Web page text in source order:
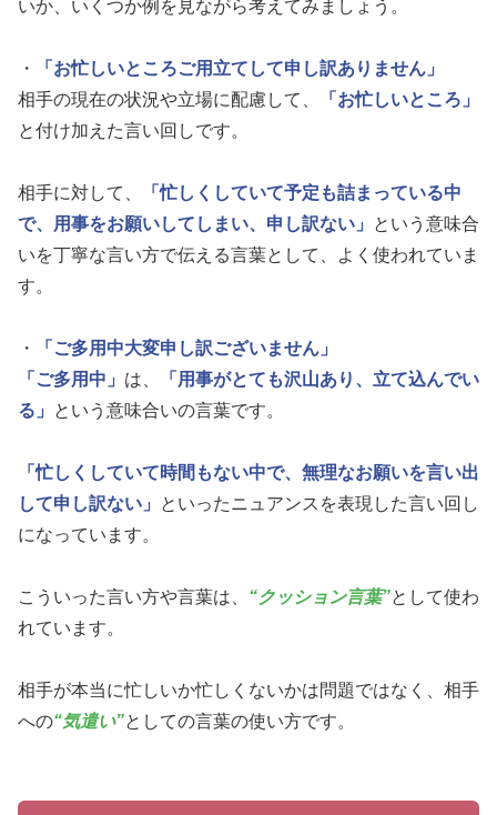
いか、いくつか例を見ながら考えてみましょう。
・
「お忙しいところご用立てして申し訳ありません」
相手の現在の状況や立場に配慮して、
「お忙しいところ」
と付け加えた言い回しです。
相手に対して、
「忙しくしていて予定も詰まっている中
で、用事をお願いしてしまい、申し訳ない」
という意味合
いを丁寧な言い方で伝える言葉として、よく使われていま
す。
・
「ご多用中大変申し訳ございません」
「ご多用中」 は、
「用事がとても沢山あり、立て込んでい
る」
という意味合いの言葉です。
「忙しくしていて時間もない中で、無理なお願いを言い出
して申し訳ない」
といったニュアンスを表現した言い回し
になっています。
こういった言い方や言葉は、 “クッション言葉”として使わ
れています。
相手が本当に忙しいか忙しくないかは問題ではなく、相手
への“気遣い”としての言葉の使い方です。